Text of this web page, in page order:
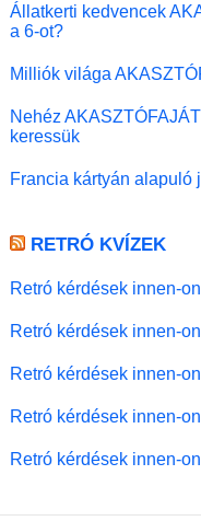
Állatkerti kedvencek
a 6-ot?
Milliók világa
Nehéz
keressük
Francia kártyán alapuló
RETRÓ KVÍZEK
Retró kérdések innen-
Retró kérdések innen-
Retró kérdések innen-
Retró kérdések innen-
Retró kérdések innen-